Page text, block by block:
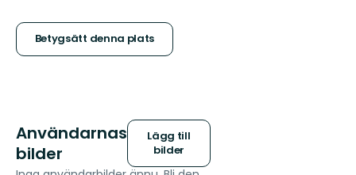
stjärnor
Betygsätt denna plats
Användarnas
bilder
Lägg till
bilder